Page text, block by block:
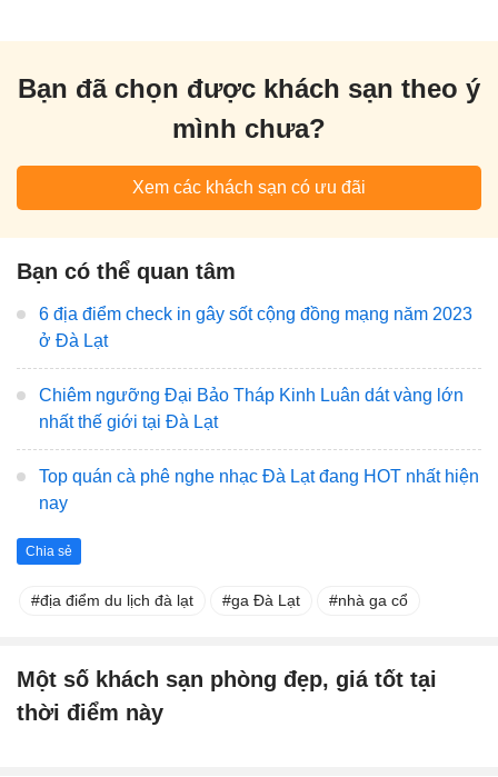
Bạn đã chọn được khách sạn theo ý
mình chưa?
Xem các khách sạn có ưu đãi
Bạn có thể quan tâm
6 địa điểm check in gây sốt cộng đồng mạng năm 2023
ở Đà Lạt
Chiêm ngưỡng Đại Bảo Tháp Kinh Luân dát vàng lớn
nhất thế giới tại Đà Lạt
Top quán cà phê nghe nhạc Đà Lạt đang HOT nhất hiện
nay
Chia sẻ
địa điểm du lịch đà lạt ga Đà Lạt nhà ga cổ
Một số khách sạn phòng đẹp, giá tốt tại
thời điểm này